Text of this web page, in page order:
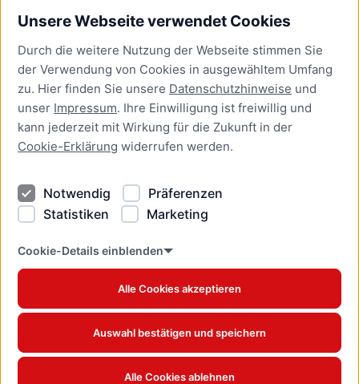
Unsere Webseite verwendet Cookies
Durch die weitere Nutzung der Webseite stimmen Sie
der Verwendung von Cookies in ausgewähltem Umfang
zu. Hier finden Sie unsere Datenschutzhinweise und
unser Impressum. Ihre Einwilligung ist freiwillig und
kann jederzeit mit Wirkung für die Zukunft in der
Cookie-Erklärung widerrufen werden.
Notwendig
Präferenzen
Statistiken
Marketing
Cookie-Details einblenden
Alle Cookies akzeptieren
Auswahl bestätigen und speichern
Alle Cookies ablehnen
Bürgerservice
Presse
Newsletter Lübeck:kompakt
Kontakt
Kontakt
Datenschutzhinweise
Barrierefreiheit
Cookie Erklärung
www.luebeck.de